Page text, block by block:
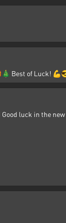
Best of Luck!
luck in the